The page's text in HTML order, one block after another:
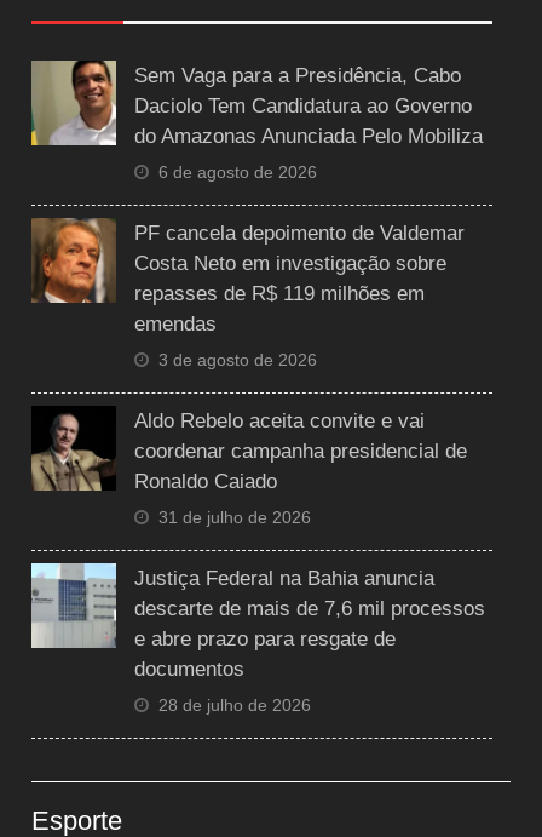
Sem Vaga para a Presidência, Cabo
Daciolo Tem Candidatura ao Governo
do Amazonas Anunciada Pelo Mobiliza
6 de agosto de 2026
PF cancela depoimento de Valdemar
Costa Neto em investigação sobre
repasses de R$ 119 milhões em
emendas
3 de agosto de 2026
Aldo Rebelo aceita convite e vai
coordenar campanha presidencial de
Ronaldo Caiado
31 de julho de 2026
Justiça Federal na Bahia anuncia
descarte de mais de 7,6 mil processos
e abre prazo para resgate de
documentos
28 de julho de 2026
Esporte